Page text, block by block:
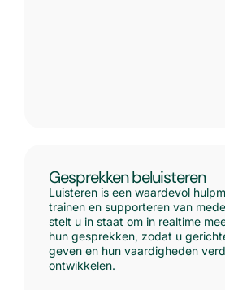
Gesprekken beluisteren
Luisteren is een waardevol
trainen en supporteren van
stelt u in staat om in realtime
hun gesprekken, zodat u
geven en hun vaardigheden
ontwikkelen.